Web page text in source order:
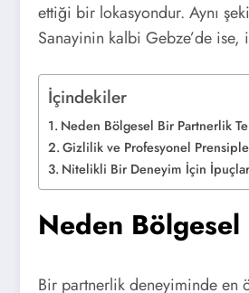
ettiği bir lokasyondur. Aynı
Sanayinin kalbi Gebze’de
İçindekiler
Neden Bölgesel Bir Partnerlik
Gizlilik ve Profesyonel
Nitelikli Bir Deneyim İçin
Neden
Bir partnerlik deneyiminde en